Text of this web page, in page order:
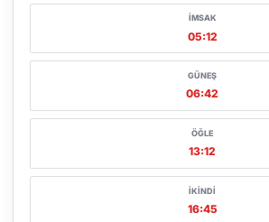
İMSAK
05:12
GÜNEŞ
06:42
ÖĞLE
13:12
İKINDI
16:45